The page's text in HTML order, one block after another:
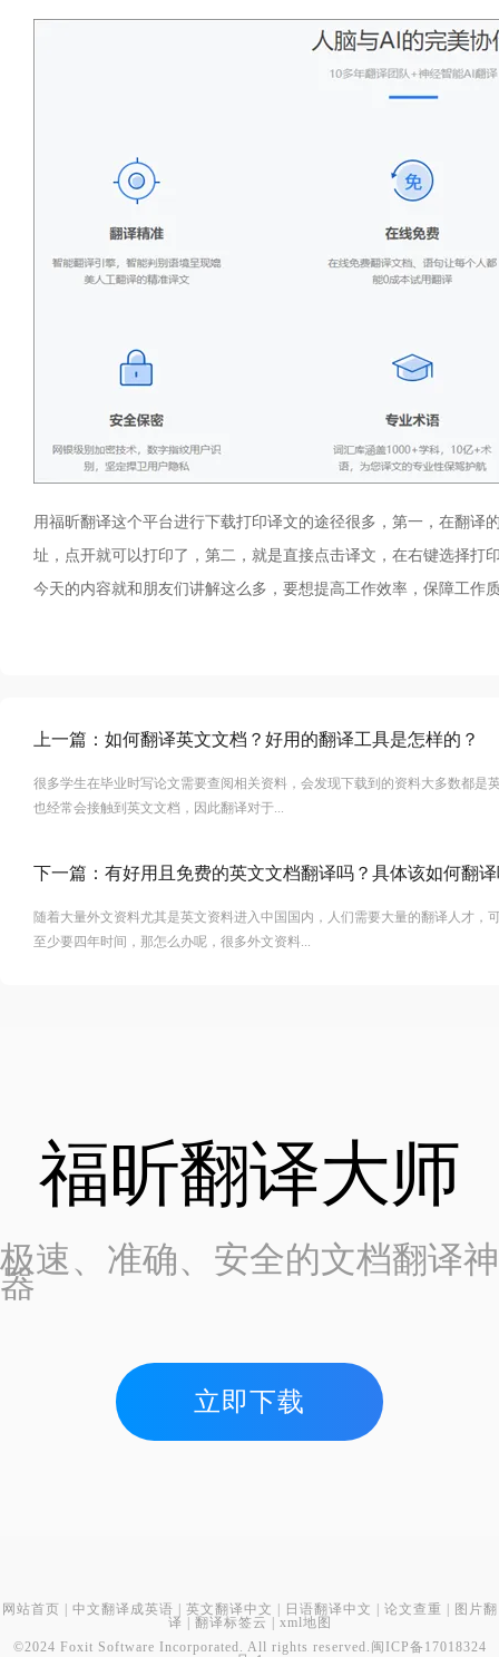
用福昕翻译这个平台进行下载打印译文的途径很多，第一，在翻
址，点开就可以打印了，第二，就是直接点击译文，在右键选择打
今天的内容就和朋友们讲解这么多，要想提高工作效率，保障工作
上一篇： 如何翻译英文文档？好用的翻译工具是怎样的？
很多学生在毕业时写论文需要查阅相关资料，会发现下载到的资料大多数都是
也经常会接触到英文文档，因此翻译对于...
下一篇： 有好用且免费的英文文档翻译吗？具体该如何翻
随着大量外文资料尤其是英文资料进入中国国内，人们需要大量的翻译人才，
至少要四年时间，那怎么办呢，很多外文资料...
福昕翻译大师
极速、准确、安全的文档翻译神
器
立即下载
网站首页 中文翻译成英语 英文翻译中文 日语翻译中文 论文查重
图片翻
译
翻译标签云
xml地图
©2024 Foxit Software Incorporated. All rights reserved. 闽ICP备17018324